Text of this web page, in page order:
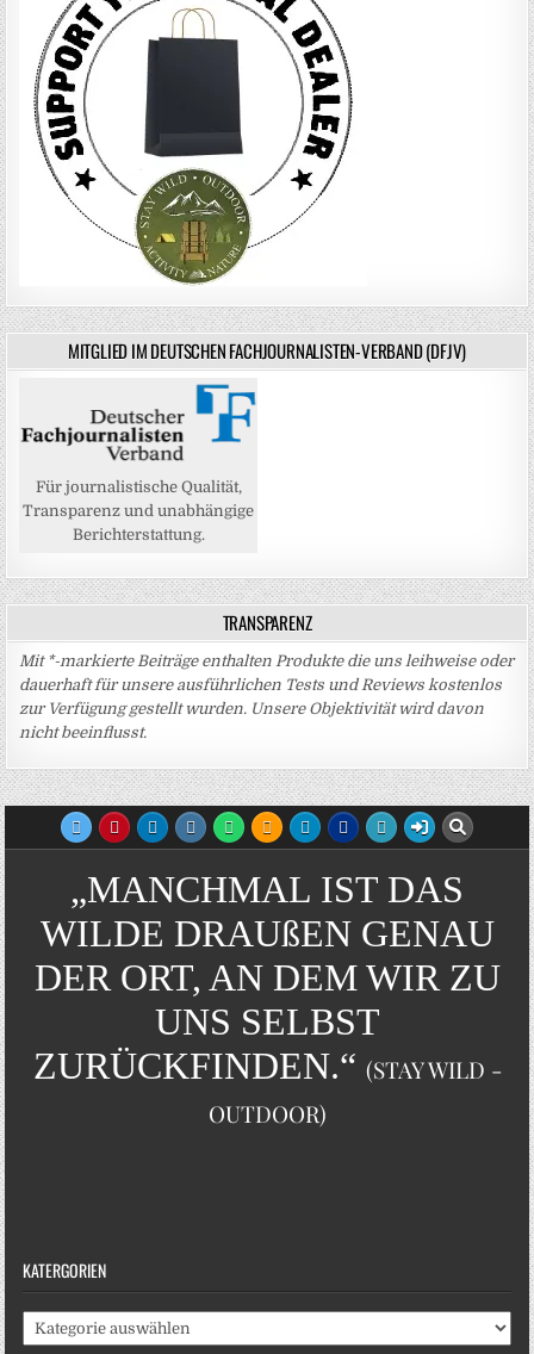
MITGLIED IM DEUTSCHEN FACHJOURNALISTEN-VERBAND (DFJV)
Für journalistische Qualität,
Transparenz und unabhängige
Berichterstattung.
TRANSPARENZ
Mit *-markierte Beiträge enthalten Produkte die uns leihweise oder
dauerhaft für unsere ausführlichen Tests und Reviews kostenlos
zur Verfügung gestellt wurden. Unsere Objektivität wird davon
nicht beeinflusst.
„MANCHMAL IST DAS
WILDE DRAUßEN GENAU
DER ORT, AN DEM WIR ZU
UNS SELBST
ZURÜCKFINDEN.“ (STAY WILD -
OUTDOOR)
KATERGORIEN
Katergorien